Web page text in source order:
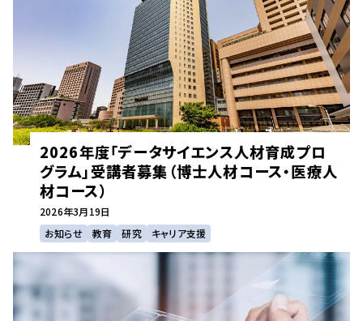
2026年度「データサイエンス人材育成プロ
グラム」受講者募集（博士人材コース・医療人
材コース）
2026年3月19日
お知らせ
教育 研究 キャリア支援